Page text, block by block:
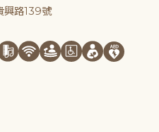
興路139號